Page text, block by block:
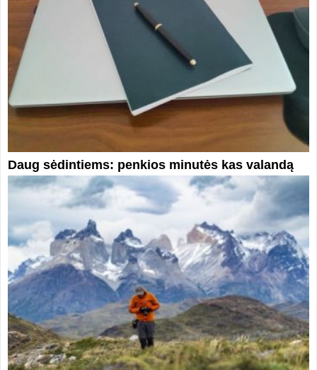
Daug sėdintiems: penkios minutės kas valandą